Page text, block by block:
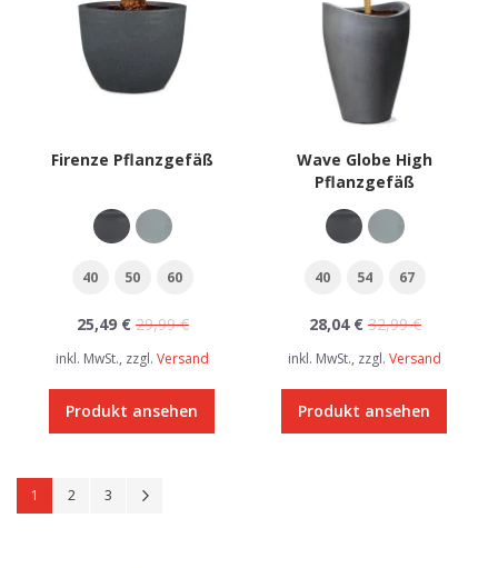
Firenze Pflanzgefäß
40 50 60
25,49 € 29,99 €
inkl. MwSt., zzgl.Versand
Produkt ansehen
Wave Globe High
Pflanzgefäß
40 54 67
28,04 € 32,99 €
inkl. MwSt., zzgl.Versand
Produkt ansehen
Seite
Sie lesen gerade Seite
1 Seite
2 Seite
3